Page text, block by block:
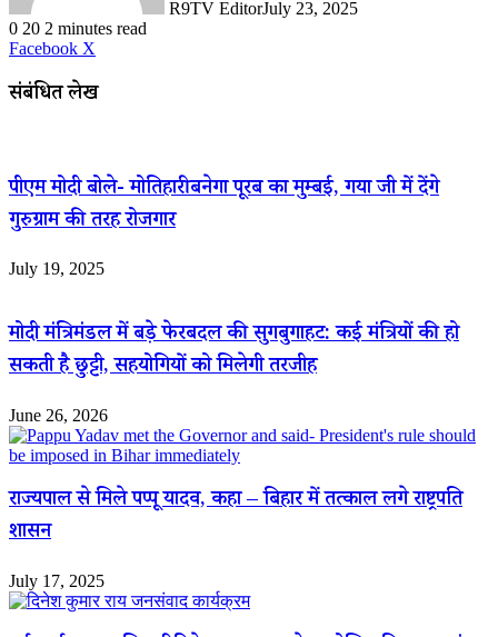
R9TV EditorJuly 23, 2025
0 20 2 minutes read
Facebook X
Email
संबंधित लेख
पीएम मोदी बोले- मोतिहारी बनेगा पूरब का मुम्बई, गया जी में देंगे
गुरुग्राम की तरह रोजगार
July 19, 2025
मोदी मंत्रिमंडल में बड़े फेरबदल की सुगबुगाहट: कई मंत्रियों की हो
सकती है छुट्टी, सहयोगियों को मिलेगी तरजीह
June 26, 2026
राज्यपाल से मिले पप्पू यादव, कहा – बिहार में तत्काल लगे राष्ट्रपति
शासन
July 17, 2025